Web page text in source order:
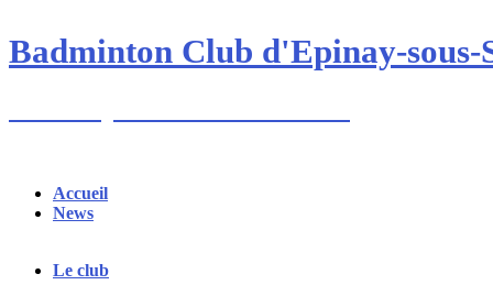
to
content
Badminton Club d'Epinay-sous-
Accueil
News
Le club